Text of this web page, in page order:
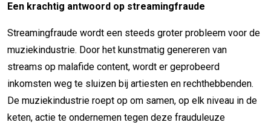
Een krachtig antwoord op streamingfraude
Streamingfraude wordt een steeds groter probleem voor de
muziekindustrie. Door het kunstmatig genereren van
streams op malafide content, wordt er geprobeerd
inkomsten weg te sluizen bij artiesten en rechthebbenden.
De muziekindustrie roept op om samen, op elk niveau in de
keten, actie te ondernemen tegen deze frauduleuze